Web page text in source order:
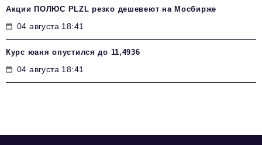
Акции ПОЛЮС PLZL резко дешевеют на Мосбирже
04 августа 18:41
Курс юаня опустился до 11,4936
04 августа 18:41